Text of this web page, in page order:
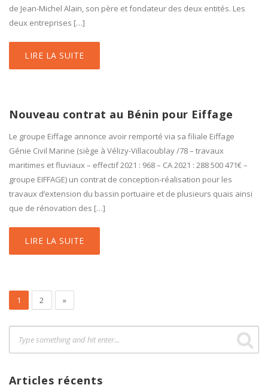
de Jean-Michel Alain, son père et fondateur des deux entités. Les
deux entreprises […]
LIRE LA SUITE
Nouveau contrat au Bénin pour Eiffage
Le groupe Eiffage annonce avoir remporté via sa filiale Eiffage
Génie Civil Marine (siège à Vélizy-Villacoublay /78 – travaux
maritimes et fluviaux – effectif 2021 : 968 – CA 2021 : 288 500 471€ –
groupe EIFFAGE) un contrat de conception-réalisation pour les
travaux d’extension du bassin portuaire et de plusieurs quais ainsi
que de rénovation des […]
LIRE LA SUITE
1 2 »
Articles récents